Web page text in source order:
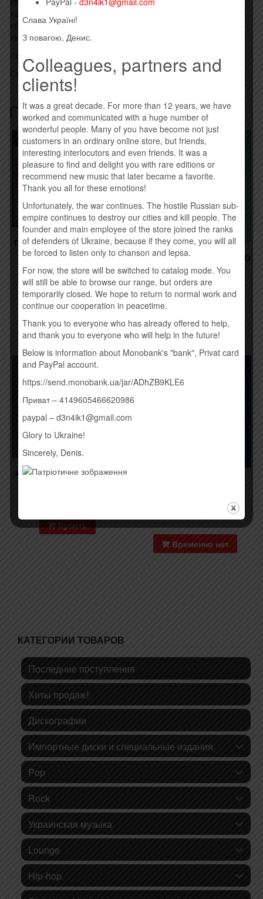
13. Chris Spedding – Motor Bikin’ –
14. Fun Lovin’ Criminals – The Fun Lovin’ Criminal –
15. The Power Station – Some Like It Hot –
16. Dave Edmunds – I Hear You Knocking
Стиль: Rock
Похожие товары
Товар закінчився!
ГУЛЯЙ ГОРОД – GG (2016)
190,00грн.
Временно нет
Товар закінчився!
АНТИТІЛА – ВСЕ КРАСИВО
(2015)
245,00грн.
КОНТРАБАНДА.COM.UA –
Купить
Временно нет
КАТЕГОРИИ ТОВАРОВ
Последние поступления
Хиты продаж!
Дискографии
Импортные диски и специальные издания
Pop
Rock
Украинская музыка
Lounge
Hip-hop
Слава Україні!
З повагою, Денис.
Colleagues, partners and
clients!
It was a great decade. For more than 12 years, we have
worked and communicated with a huge number of
wonderful people. Many of you have become not just
customers in an ordinary online store, but friends,
interesting interlocutors and even friends. It was a
pleasure to find and delight you with rare editions or
recommend new music that later became a favorite.
Thank you all for these emotions!
Unfortunately, the war continues. The hostile Russian sub-
empire continues to destroy our cities and kill people. The
founder and main employee of the store joined the ranks
of defenders of Ukraine, because if they come, you will all
be forced to listen only to chanson and lepsa.
For now, the store will be switched to catalog mode. You
will still be able to browse our range, but orders are
temporarily closed. We hope to return to normal work and
continue our cooperation in peacetime.
Thank you to everyone who has already offered to help,
and thank you to everyone who will help in the future!
Below is information about Monobank's "bank", Privat card
and PayPal account.
https://send.monobank.ua/jar/ADhZB9KLE6
Приват – 4149605466620986
paypal – d3n4ik1@gmail.com
Glory to Ukraine!
Sincerely, Denis.